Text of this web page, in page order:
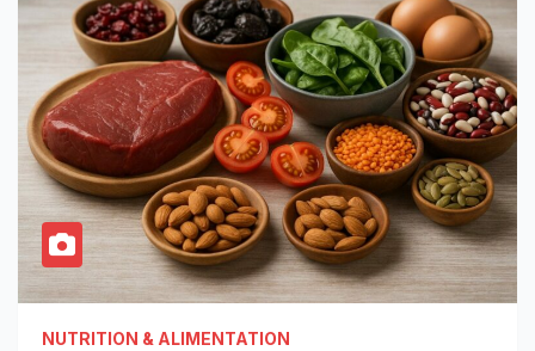
NUTRITION & ALIMENTATION